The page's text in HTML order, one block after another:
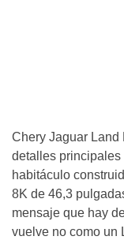
Chery Jaguar Land
detalles
habitáculo
8K de 46,3
mensaje que hay
vuelve no como un